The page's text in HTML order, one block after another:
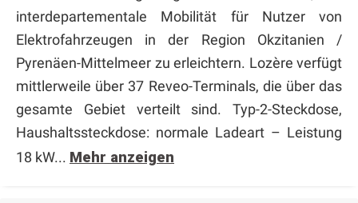
interdepartementale Mobilität für Nutzer von
Elektrofahrzeugen in der Region Okzitanien /
Pyrenäen-Mittelmeer zu erleichtern. Lozère verfügt
mittlerweile über 37 Reveo-Terminals, die über das
gesamte Gebiet verteilt sind. Typ-2-Steckdose,
Haushaltssteckdose: normale Ladeart – Leistung
18 kW... Mehr anzeigen